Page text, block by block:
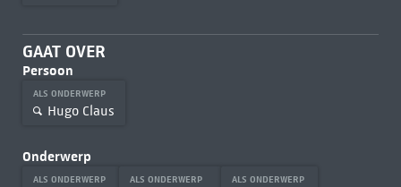
GAAT OVER
Persoon
ALS ONDERWERP
Hugo Claus
Onderwerp
ALS ONDERWERP ALS ONDERWERP ALS ONDERWERP